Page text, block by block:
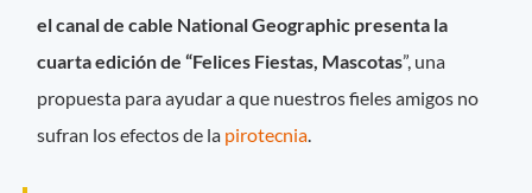
el canal de cable National Geographic presenta la
cuarta edición de “Felices Fiestas, Mascotas”, una
propuesta para ayudar a que nuestros fieles amigos no
sufran los efectos de la pirotecnia